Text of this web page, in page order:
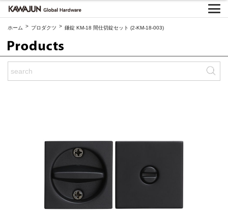
ホーム > プロダクツ > 鎌錠 KM-18 間仕切錠セット (2-KM-18-003)